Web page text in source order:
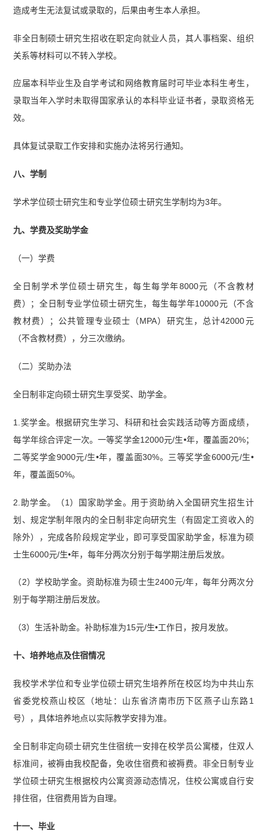
造成考生无法复试或录取的，后果由考生本人承担。
非全日制硕士研究生招收在职定向就业人员，其人事档案、组织
关系等材料可以不转入学校。
应届本科毕业生及自学考试和网络教育届时可毕业本科生考生，
录取当年入学时未取得国家承认的本科毕业证书者，录取资格无
效。
具体复试录取工作安排和实施办法将另行通知。
八、学制
学术学位硕士研究生和专业学位硕士研究生学制均为3年。
九、学费及奖助学金
（一）学费
全日制学术学位硕士研究生，每生每学年8000元（不含教材
费）；全日制专业学位硕士研究生，每生每学年10000元（不含
教材费）；公共管理专业硕士（MPA）研究生，总计42000元
（不含教材费），分三次缴纳。
（二）奖助办法
全日制非定向硕士研究生享受奖、助学金。
1.奖学金。根据研究生学习、科研和社会实践活动等方面成绩，
每学年综合评定一次。一等奖学金12000元/生•年，覆盖面20%；
二等奖学金9000元/生•年，覆盖面30%。三等奖学金6000元/生•
年，覆盖面50%。
2.助学金。（1）国家助学金。用于资助纳入全国研究生招生计
划、规定学制年限内的全日制非定向研究生（有固定工资收入的
除外），完成各阶段规定学业，即可享受国家助学金，标准为硕
士生6000元/生•年，每年分两次分别于每学期注册后发放。
（2）学校助学金。资助标准为硕士生2400元/年，每年分两次分
别于每学期注册后发放。
（3）生活补助金。补助标准为15元/生•工作日，按月发放。
十、培养地点及住宿情况
我校学术学位和专业学位硕士研究生培养所在校区均为中共山东
省委党校燕山校区（地址：山东省济南市历下区燕子山东路1
号），具体培养地点以实际教学安排为准。
全日制非定向硕士研究生住宿统一安排在校学员公寓楼，住双人
标准间，被褥由我校配备，免收住宿费和被褥费。非全日制专业
学位硕士研究生根据校内公寓资源动态情况，住校公寓或自行安
排住宿，住宿费用皆为自理。
十一、毕业